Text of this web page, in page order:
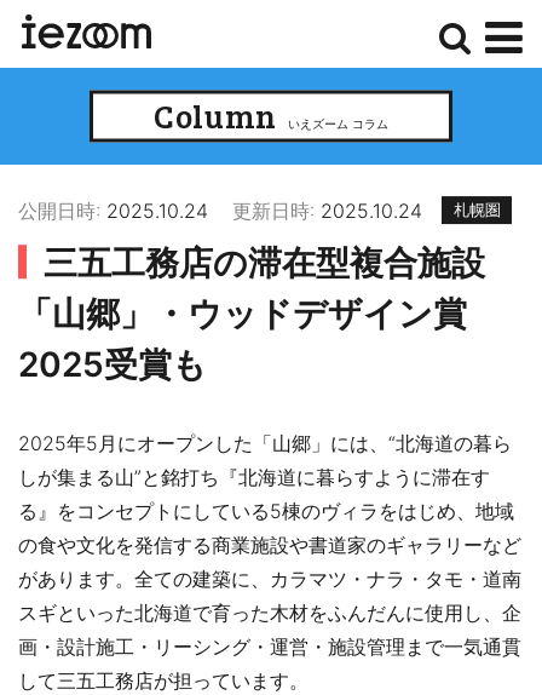
ュ
Column いえズーム コラム
公開日時: 2025.10.24 更新日時: 2025.10.24 札幌圏
三五工務店の滞在型複合施設
「山郷」・ウッドデザイン賞
2025受賞も
2025年5月にオープンした「山郷」には、“北海道の暮ら
しが集まる山”と銘打ち『北海道に暮らすように滞在す
る』をコンセプトにしている5棟のヴィラをはじめ、地域
の食や文化を発信する商業施設や書道家のギャラリーなど
があります。全ての建築に、カラマツ・ナラ・タモ・道南
スギといった北海道で育った木材をふんだんに使用し、企
画・設計施工・リーシング・運営・施設管理まで一気通貫
して三五工務店が担っています。